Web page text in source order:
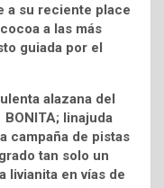
a su reciente place
a las más
guiada por el
alazana del
linajuda
campaña de pistas
tan solo un
livianita en vías de